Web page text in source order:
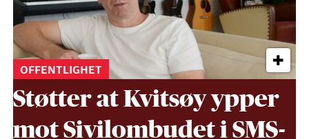
OFFENTLIGHET
Støtter at Kvitsøy ypper
mot Sivil­ombudet i SMS-